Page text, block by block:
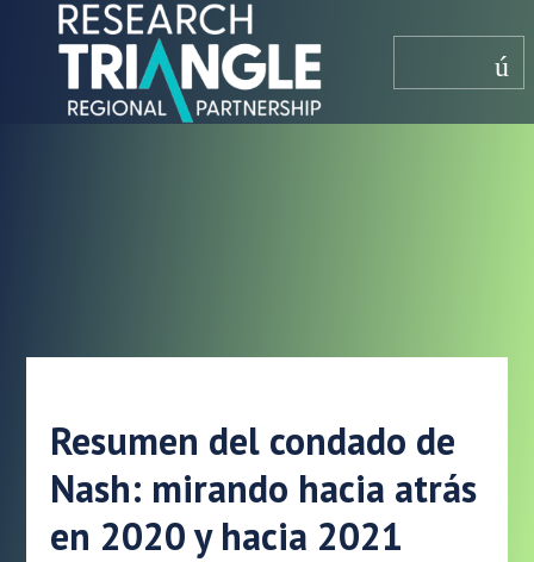
saltar al contenido
menú
Resumen del condado de
Nash: mirando hacia atrás
en 2020 y hacia 2021